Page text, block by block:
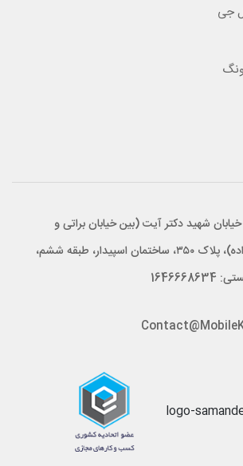
جی
خیابان شهید دکتر آیت (بین خیابان براتی و
خیابان قاسم زاده)، پلاک ۳۵۰، ساختمان اسپیدار، طبقه ششم،